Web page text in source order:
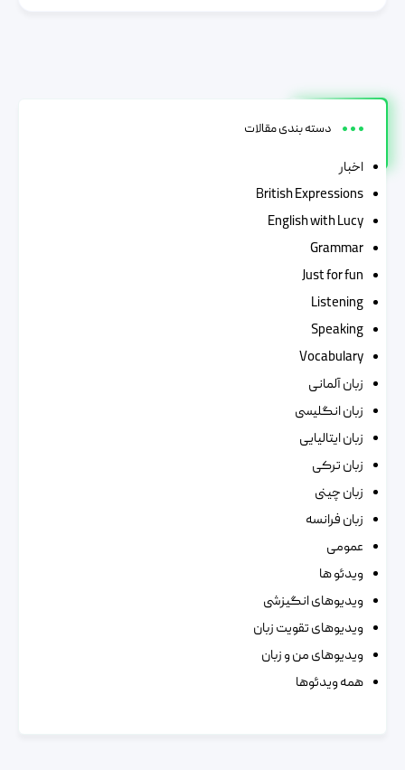
دسته بندی مقالات
اخبار
British Expressions
English with Lucy
Grammar
Just for fun
Listening
Speaking
Vocabulary
زبان آلمانی
زبان انگلیسی
زبان ایتالیایی
زبان ترکی
زبان چینی
زبان فرانسه
عمومی
ویدئو ها
ویدیوهای انگیزشی
ویدیوهای تقویت زبان
ویدیوهای من و زبان
همه ویدئوها